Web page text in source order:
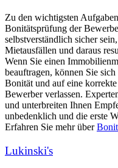
Zu den wichtigsten
Bonitätsprüfung der
selbstverständlich sicher
Mietausfällen und daraus
Wenn Sie einen
beauftragen, können Sie
Bonität und auf eine
Bewerber verlassen.
und unterbreiten Ihnen
unbedenklich und die erste
Erfahren Sie mehr über
Lukinski's